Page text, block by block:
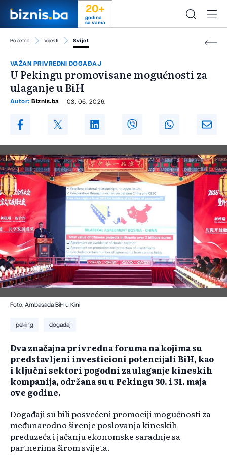
20+
godina
sa vama
Početna Vijesti Svijet
VAŽAN PRIVREDNI DOGAĐAJ
U Pekingu promovisane mogućnosti za
ulaganje u BiH
Autor: Biznis.ba 03. 06. 2026.
Foto: Ambasada BiH u Kini
peking događaj
Dva značajna privredna foruma na kojima su
predstavljeni investicioni potencijali BiH, kao
i ključni sektori pogodni za ulaganje kineskih
kompanija, održana su u Pekingu 30. i 31. maja
ove godine.
Događaji su bili posvećeni promociji mogućnosti za
međunarodno širenje poslovanja kineskih
preduzeća i jačanju ekonomske saradnje sa
partnerima širom svijeta.